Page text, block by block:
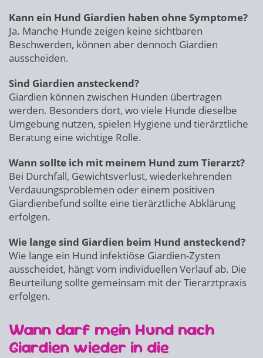
Kann ein Hund Giardien haben ohne Symptome?
Ja. Manche Hunde zeigen keine sichtbaren
Beschwerden, können aber dennoch Giardien
ausscheiden.
Sind Giardien ansteckend?
Giardien können zwischen Hunden übertragen
werden. Besonders dort, wo viele Hunde dieselbe
Umgebung nutzen, spielen Hygiene und tierärztliche
Beratung eine wichtige Rolle.
Wann sollte ich mit meinem Hund zum Tierarzt?
Bei Durchfall, Gewichtsverlust, wiederkehrenden
Verdauungsproblemen oder einem positiven
Giardienbefund sollte eine tierärztliche Abklärung
erfolgen.
Wie lange sind Giardien beim Hund ansteckend?
Wie lange ein Hund infektiöse Giardien-Zysten
ausscheidet, hängt vom individuellen Verlauf ab. Die
Beurteilung sollte gemeinsam mit der Tierarztpraxis
erfolgen.
Wann darf mein Hund nach
Giardien wieder in die